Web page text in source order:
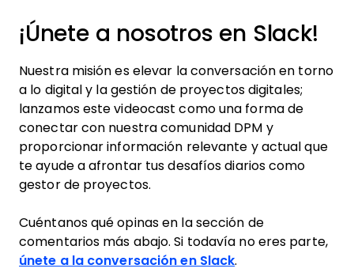
¡Únete a nosotros en Slack!
Nuestra misión es elevar la conversación en torno
a lo digital y la gestión de proyectos digitales;
lanzamos este videocast como una forma de
conectar con nuestra comunidad DPM y
proporcionar información relevante y actual que
te ayude a afrontar tus desafíos diarios como
gestor de proyectos.
Cuéntanos qué opinas en la sección de
comentarios más abajo. Si todavía no eres parte,
únete a la conversación en Slack.